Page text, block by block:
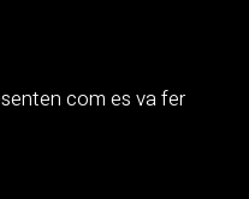
com es va fer